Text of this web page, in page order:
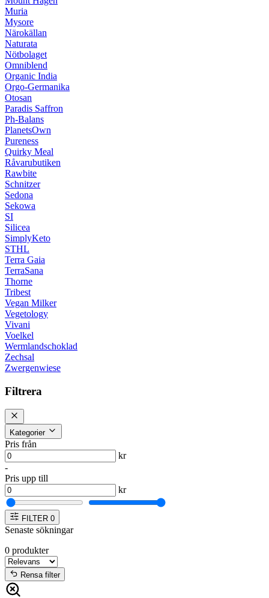
Muria
Mysore
Närokällan
Naturata
Nötbolaget
Omniblend
Organic India
Orgo-Germanika
Otosan
Paradis Saffron
Ph-Balans
PlanetsOwn
Pureness
Quirky Meal
Råvarubutiken
Rawbite
Schnitzer
Sedona
Sekowa
SI
Silicea
SimplyKeto
STHL
Terra Gaia
TerraSana
Thorne
Tribest
Vegan Milker
Vegetology
Vivani
Voelkel
Wermlandschoklad
Zechsal
Zwergenwiese
Filtrera
Kategorier
Pris från
kr
-
Pris upp till
kr
FILTER 0
Senaste sökningar
0 produkter
Rensa filter